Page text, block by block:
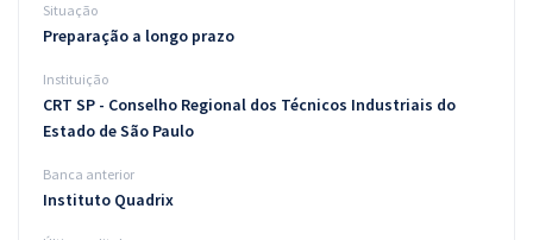
Blog
Aprovados
Situação
Preparação a longo prazo
Instituição
CRT SP - Conselho Regional dos Técnicos Industriais do
Estado de São Paulo
Banca anterior
Instituto Quadrix